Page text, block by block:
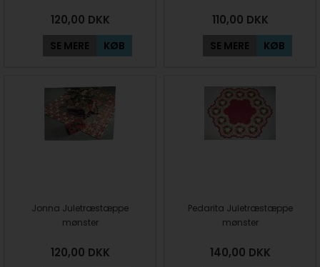
120,00 DKK
SE MERE KØB
110,00 DKK
SE MERE KØB
Jonna Juletræstæppe
mønster
120,00 DKK
Pedarita Juletræstæppe
mønster
140,00 DKK